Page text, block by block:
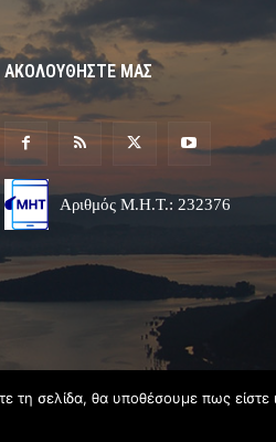
ΑΚΟΛΟΥΘΗΣΤΕ ΜΑΣ
Αριθμός Μ.Η.Τ.: 232376
τη σελίδα, θα υποθέσουμε πως είστε